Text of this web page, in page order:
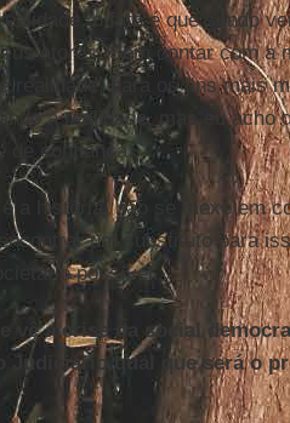
o fato é que sendo
atores. Sem contar com a
realidade, para os fins mais
a realidade, mas eu acho
de confiança.
a história, não se mexe em
um substituto para
possível.
vê a crise da social
Judiciário qual que será o